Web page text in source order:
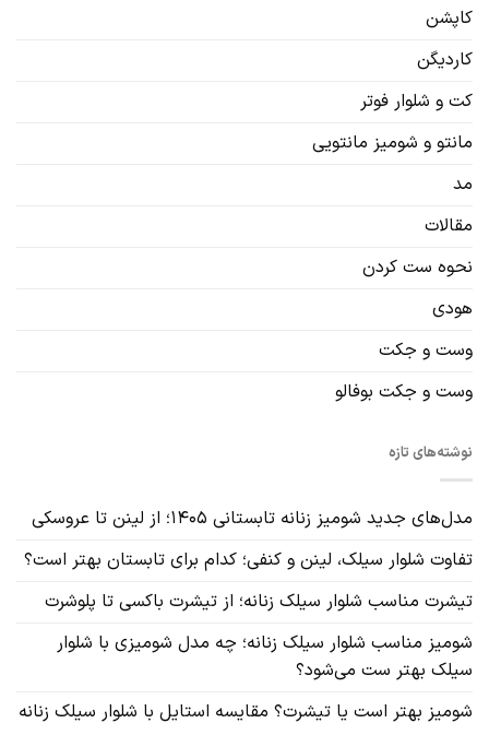
کاپشن
کاردیگن‌
کت و شلوار فوتر
مانتو و شومیز مانتویی
مد
مقالات
نحوه ست کردن
هودی
وست و جکت
وست و جکت بوفالو
نوشته‌های تازه
مدل‌های جدید شومیز زنانه تابستانی ۱۴۰۵؛ از لینن تا عروسکی
تفاوت شلوار سیلک، لینن و کنفی؛ کدام برای تابستان بهتر است؟
تیشرت مناسب شلوار سیلک زنانه؛ از تیشرت باکسی تا پلوشرت
شومیز مناسب شلوار سیلک زنانه؛ چه مدل شومیزی با شلوار
سیلک بهتر ست می‌شود؟
شومیز بهتر است یا تیشرت؟ مقایسه استایل با شلوار سیلک زنانه